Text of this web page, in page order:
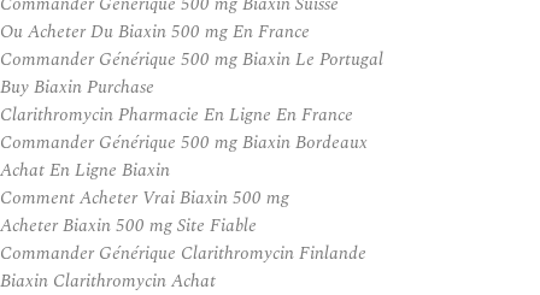
Ou Acheter Du Biaxin 500 mg En France
Commander Générique 500 mg Biaxin Le Portugal
Buy Biaxin Purchase
Clarithromycin Pharmacie En Ligne En France
Commander Générique 500 mg Biaxin Bordeaux
Achat En Ligne Biaxin
Comment Acheter Vrai Biaxin 500 mg
Acheter Biaxin 500 mg Site Fiable
Commander Générique Clarithromycin Finlande
Biaxin Clarithromycin Achat